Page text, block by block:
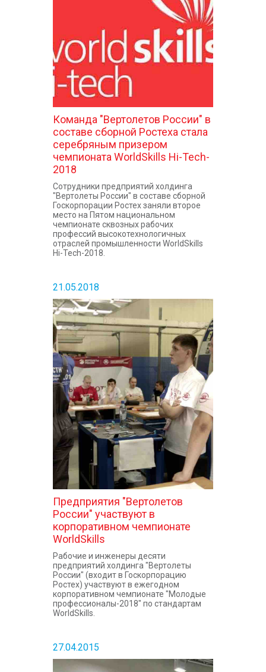
Команда "Вертолетов России" в
составе сборной Ростеха стала
серебряным призером
чемпионата WorldSkills Hi-Tech-
2018
Сотрудники предприятий холдинга
"Вертолеты России" в составе сборной
Госкорпорации Ростех заняли второе
место на Пятом национальном
чемпионате сквозных рабочих
профессий высокотехнологичных
отраслей промышленности WorldSkills
Hi-Tech-2018.
21.05.2018
Предприятия "Вертолетов
России" участвуют в
корпоративном чемпионате
WorldSkills
Рабочие и инженеры десяти
предприятий холдинга "Вертолеты
России" (входит в Госкорпорацию
Ростех) участвуют в ежегодном
корпоративном чемпионате "Молодые
профессионалы-2018" по стандартам
WorldSkills.
27.04.2015